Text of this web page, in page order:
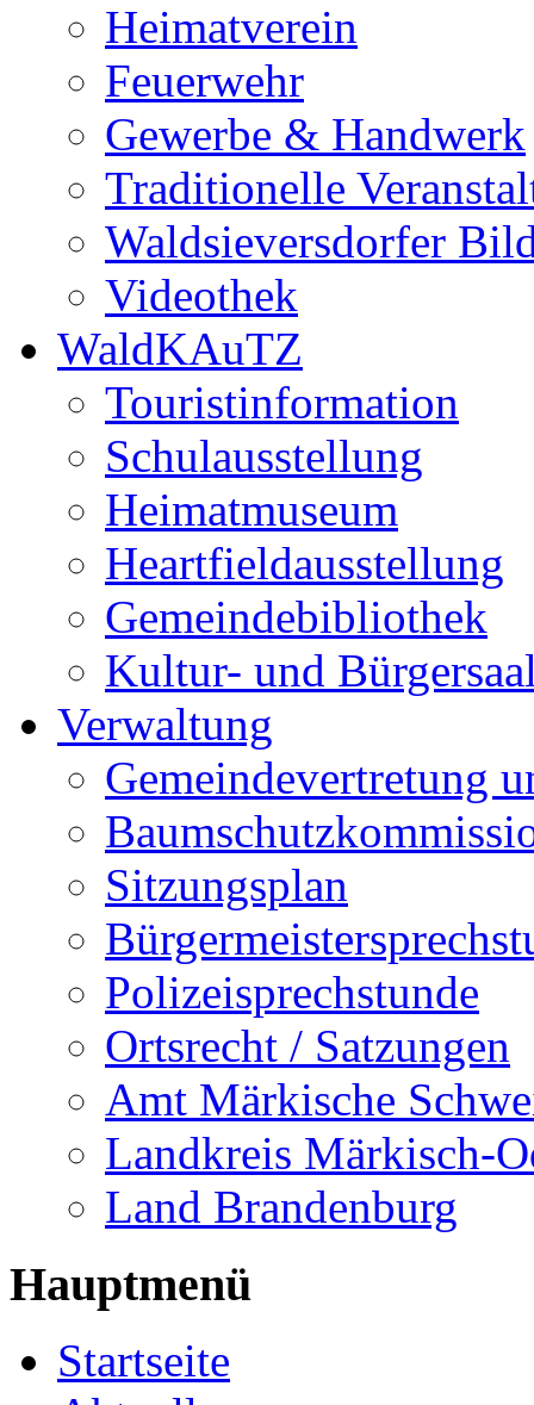
Heimatverein
Feuerwehr
Gewerbe & Handwerk
Traditionelle
Waldsieversdorfer
Videothek
WaldKAuTZ
Touristinformation
Schulausstellung
Heimatmuseum
Heartfieldausstellung
Gemeindebibliothek
Kultur- und
Verwaltung
Gemeindevertretung
Sitzungsplan
Polizeisprechstunde
Ortsrecht / Satzungen
Amt Märkische
Landkreis Märkisch-
Land Brandenburg
Hauptmenü
Startseite